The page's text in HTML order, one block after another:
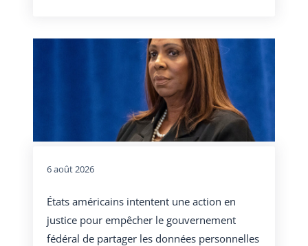
6 août 2026
États américains intentent une action en
justice pour empêcher le gouvernement
fédéral de partager les données personnelles